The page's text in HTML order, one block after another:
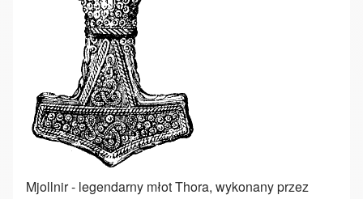
Mjollnir - legendarny młot Thora, wykonany przez